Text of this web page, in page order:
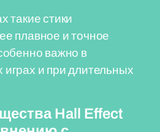
такие стики
плавное и точное
важно в
и при длительных
Hall Effect